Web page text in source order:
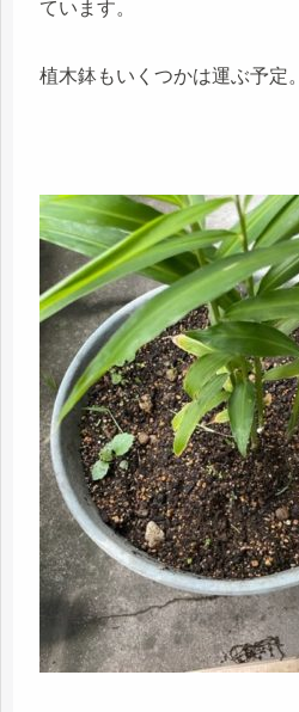
ています。
植木鉢もいくつかは運ぶ予定。